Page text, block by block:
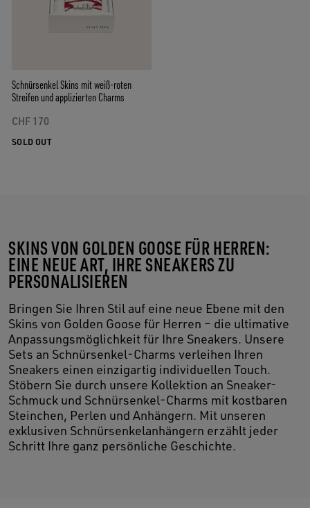
Schnürsenkel Skins mit weiß-roten
Streifen und applizierten Charms
CHF 170
SOLD OUT
SKINS VON GOLDEN GOOSE FÜR HERREN:
EINE NEUE ART, IHRE SNEAKERS ZU
PERSONALISIEREN
Bringen Sie Ihren Stil auf eine neue Ebene mit den
Skins von Golden Goose für Herren – die ultimative
Anpassungsmöglichkeit für Ihre Sneakers. Unsere
Sets an Schnürsenkel-Charms verleihen Ihren
Sneakers einen einzigartig individuellen Touch.
Stöbern Sie durch unsere Kollektion an Sneaker-
Schmuck und Schnürsenkel-Charms mit kostbaren
Steinchen, Perlen und Anhängern. Mit unseren
exklusiven Schnürsenkelanhängern erzählt jeder
Schritt Ihre ganz persönliche Geschichte.